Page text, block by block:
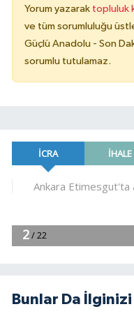
Yorum yazarak topluluk
ve tüm sorumluluğu
Güçlü Anadolu - Son
sorumlu tutulamaz.
Bunlar Da